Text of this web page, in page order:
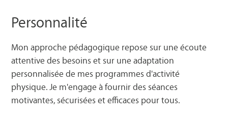
Personnalité
Mon approche pédagogique repose sur une écoute
attentive des besoins et sur une adaptation
personnalisée de mes programmes d'activité
physique. Je m'engage à fournir des séances
motivantes, sécurisées et efficaces pour tous.